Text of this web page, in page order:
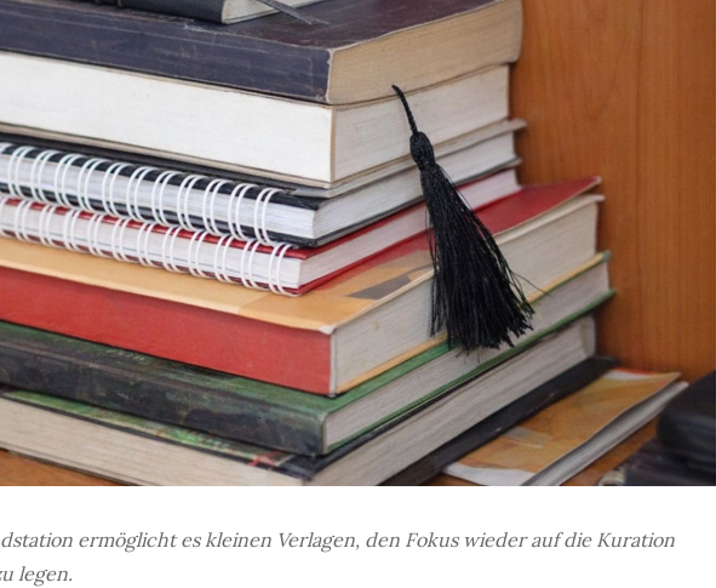
ermöglicht es kleinen Verlagen, den Fokus wieder auf die Kuration
legen.